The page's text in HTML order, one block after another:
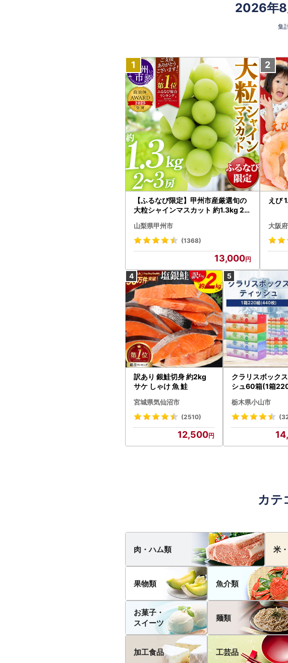
2026年8
集
【ふるなび限定】甲州市産厳選旬の
大粒シャインマスカット 約1.3kg 2
472 FN-Limited-VO シャインマス
カット フルーツ
山梨県甲州市
(1368)
13,000
えび
大阪
訳あり 銀鮭切身 約2kg
サケ しゃけ 魚 鮭
宮城県気仙沼市
(2510)
12,500
クラリスボック
シュ60箱(1箱
ト)【配送不可地
・沖縄県】【
栃木県小山市
カテ
肉・ハム類 米
果物類 魚介類
お菓子・
スイーツ
麺類
加工食品 工芸品